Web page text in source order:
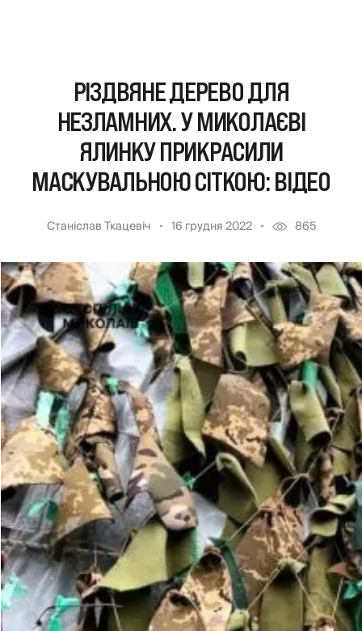
РІЗДВЯНЕ ДЕРЕВО ДЛЯ
НЕЗЛАМНИХ. У МИКОЛАЄВІ
ЯЛИНКУ ПРИКРАСИЛИ
МАСКУВАЛЬНОЮ СІТКОЮ: ВІДЕО
Станіслав Ткацевіч 16 грудня 2022 865